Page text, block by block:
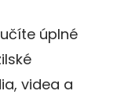
úplné
videa a